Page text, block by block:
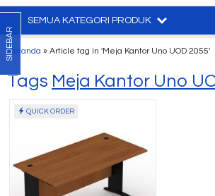
SEMUA KATEGORI PRODUK
Beranda » Article tag in 'Meja Kantor Uno UOD 2055'
Tags Meja Kantor Uno
QUICK ORDER
SIDEBAR